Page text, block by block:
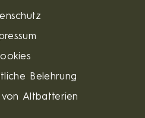
Belehrung
von Altbatterien